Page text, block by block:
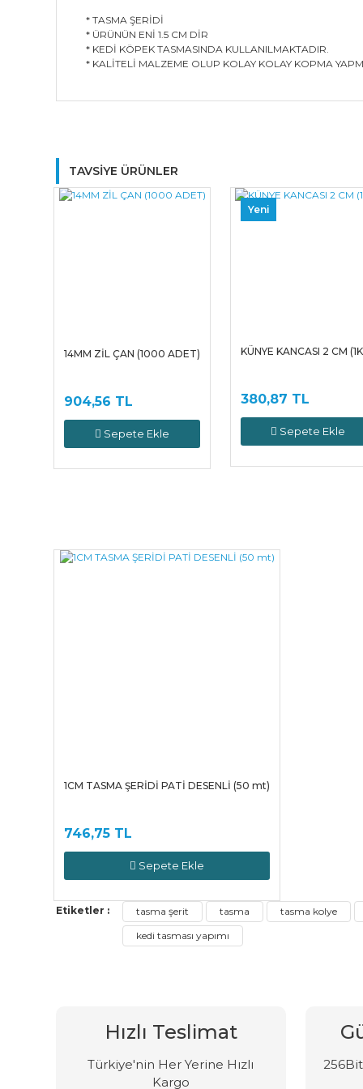
* TASMA ŞERİDİ
* ÜRÜNÜN ENİ 1.5 CM DİR
* KEDİ KÖPEK TASMASINDA KULLANILMAKTADIR.
* KALİTELİ MALZEME OLUP KOLAY KOLAY KOPMA
TAVSİYE ÜRÜNLER
14MM ZİL ÇAN (1000 ADET)
904,56 TL
Sepete Ekle
Yeni
KÜNYE KANCASI 2 CM
380,87 TL
Sepete Ekle
1CM TASMA ŞERİDİ PATİ DESENLİ (50 mt)
746,75 TL
Sepete Ekle
Etiketler : tasma şerit tasma
tasma kolye
kedi tasması yapımı
Hızlı Teslimat
Türkiye'nin Her Yerine Hızlı
Kargo